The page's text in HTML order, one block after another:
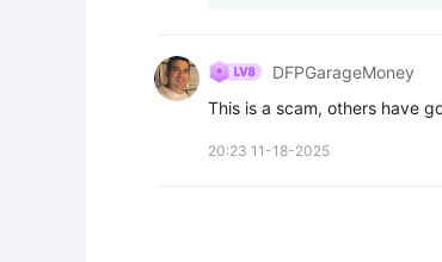
DFPGarageMoney
This is a scam, others have
20:23 11-18-2025